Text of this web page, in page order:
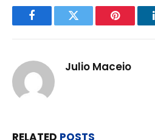
FacebookTwitter Pinterest
Julio Maceio